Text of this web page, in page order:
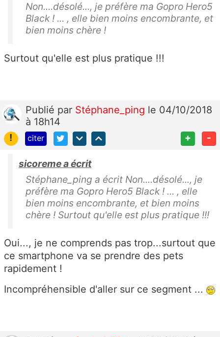
Non....désolé..., je préfère ma Gopro Hero5
Black ! ... , elle bien moins encombrante, et
bien moins chère !
Surtout qu'elle est plus pratique !!!
Publié par Stéphane_ping le 04/10/2018
à 18h14
!
citer + -
sicoreme a écrit
Stéphane_ping a écrit Non....désolé..., je
préfère ma Gopro Hero5 Black ! ... , elle
bien moins encombrante, et bien moins
chère ! Surtout qu'elle est plus pratique !!!
Oui..., je ne comprends pas trop...surtout que
ce smartphone va se prendre des pets
rapidement !
Incompréhensible d'aller sur ce segment ...